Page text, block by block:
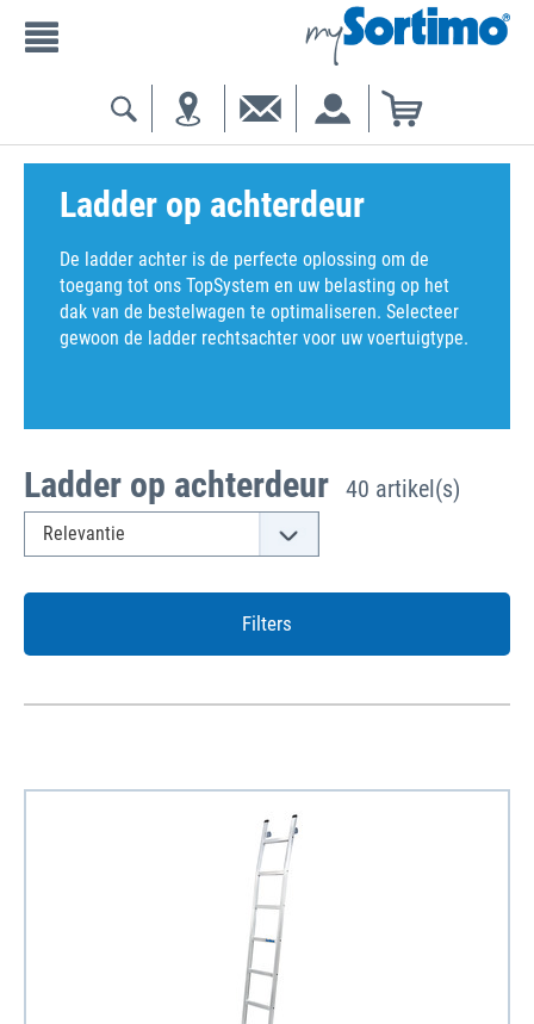
Ladder op achterdeur
De ladder achter is de perfecte oplossing om de
toegang tot ons TopSystem en uw belasting op het
dak van de bestelwagen te optimaliseren. Selecteer
gewoon de ladder rechtsachter voor uw voertuigtype.
Ladder op achterdeur 40 artikel(s)
Filters